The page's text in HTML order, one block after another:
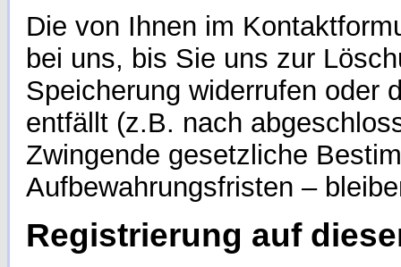
Die von Ihnen im
bei uns, bis Sie uns zur
Speicherung widerrufen oder
entfällt (z.B. nach
Zwingende gesetzliche
Aufbewahrungsfristen –
Registrierung auf